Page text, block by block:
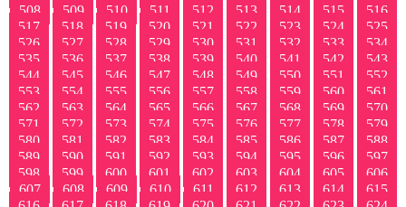
508
509 510 511 512 513 514 515
516
517
518 519 520 521 522 523 524
525
526
527 528 529 530 531 532 533
534
535
536 537 538 539 540 541 542
543
544
545 546 547 548 549 550 551
552
553
554 555 556 557 558 559 560
561
562
563 564 565 566 567 568 569
570
571
572 573 574 575 576 577 578
579
580
581 582 583 584 585 586 587
588
589
590 591 592 593 594 595 596
597
598
599 600 601 602 603 604 605
606
607
608 609 610 611 612 613 614
615